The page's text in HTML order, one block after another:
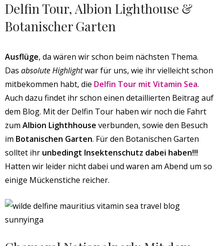
Delfin Tour, Albion Lighthouse &
Botanischer Garten
Ausflüge, da wären wir schon beim nächsten Thema.
Das absolute Highlightwar für uns, wie ihr vielleicht schon
mitbekommen habt, die Delfin Tour mit Vitamin Sea.
Auch dazu findet ihr schon einen detaillierten Beitrag auf
dem Blog. Mit der Delfin Tour haben wir noch die Fahrt
zum Albion Lighthhouse verbunden, sowie den Besuch
im Botanischen Garten. Für den Botanischen Garten
solltet ihr unbedingt Insektenschutz dabei haben!!!
Hatten wir leider nicht dabei und waren am Abend um so
einige Mückenstiche reicher.